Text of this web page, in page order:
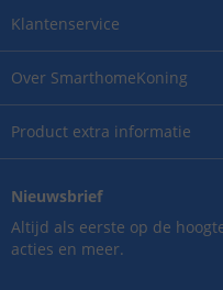
Over SmarthomeKoning
Product extra informatie
Klantenservice
Nieuwsbrief
Altijd als eerste op de
acties en meer.